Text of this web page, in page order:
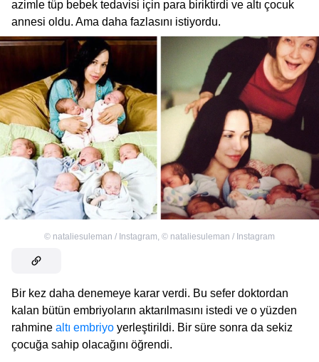
azimle tüp bebek tedavisi için para biriktirdi ve altı çocuk
annesi oldu. Ama daha fazlasını istiyordu.
© nataliesuleman / Instagram, © nataliesuleman / Instagram
Bir kez daha denemeye karar verdi. Bu sefer doktordan
kalan bütün embriyoların aktarılmasını istedi ve o yüzden
rahmine altı embriyo yerleştirildi. Bir süre sonra da sekiz
çocuğa sahip olacağını öğrendi.